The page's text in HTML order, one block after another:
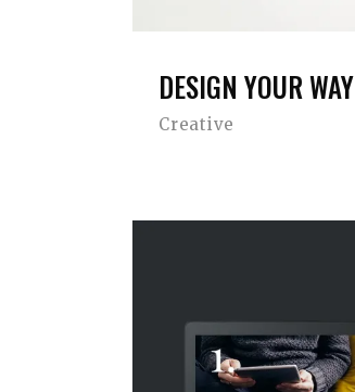
DESIGN YOUR WAY
Creative